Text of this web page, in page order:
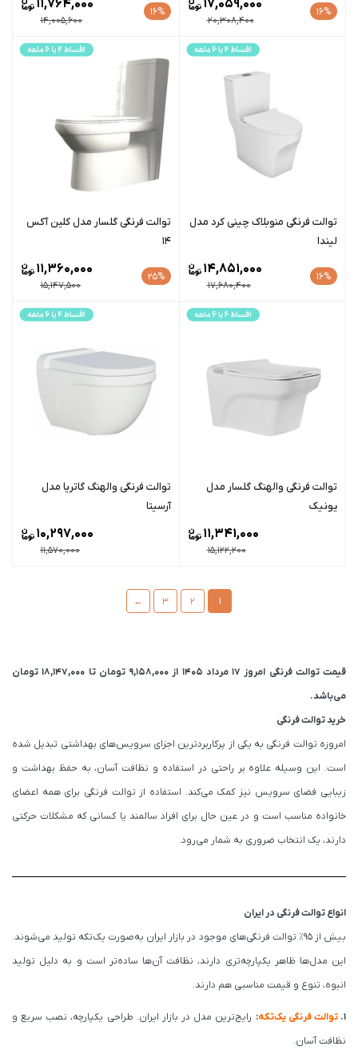
16%
20,308,400
17,059,000
16%
14,005,600
11,764,000
توالت فرنگی منوبلاک چینی کرد مدل
لیندا
16%
17,680,400
14,851,000
توالت فرنگی گلسار مدل کلین آکس
14
25%
15,147,500
11,360,000
توالت فرنگی والهنگ گلسار مدل
یونیک
15,122,200
11,341,000
توالت فرنگی والهنگ گاتریا مدل
آرسیتا
11,570,000
10,297,000
1
2
3
←
قیمت توالت فرنگی امروز 17 مرداد 1405 از 9,158,000 تومان تا 18,147,000 تومان
می‌باشد.
خرید توالت فرنگی
امروزه توالت فرنگی به یکی از پرکاربردترین اجزای سرویس‌های بهداشتی تبدیل شده
است. این وسیله علاوه بر راحتی در استفاده و نظافت آسان، به حفظ بهداشت و
زیبایی فضای سرویس نیز کمک می‌کند. استفاده از توالت فرنگی برای همه اعضای
خانواده مناسب است و در عین حال برای افراد سالمند یا کسانی که مشکلات حرکتی
دارند، یک انتخاب ضروری به شمار می‌رود.
انواع توالت فرنگی در ایران
بیش از ۹۵٪ توالت فرنگی‌های موجود در بازار ایران به‌صورت یک‌تکه تولید می‌شوند.
این مدل‌ها ظاهر یکپارچه‌تری دارند، نظافت آن‌ها ساده‌تر است و به دلیل تولید
انبوه، تنوع و قیمت مناسبی هم دارند.
1. توالت فرنگی یک‌تکه: رایج‌ترین مدل در بازار ایران. طراحی یکپارچه، نصب سریع و
نظافت آسان.